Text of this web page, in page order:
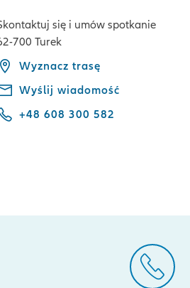
się i umów spotkanie
700 Turek
Wyznacz trasę
Wyślij wiadomość
+48 608 300 582